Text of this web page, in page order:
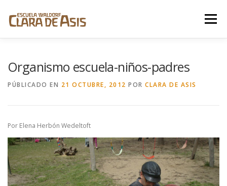
contenido
Menú
Organismo escuela-niños-padres
PÚBLICADO EN 21 OCTUBRE, 2012 POR CLARA DE ASIS
Por Elena Herbón Wedeltoft